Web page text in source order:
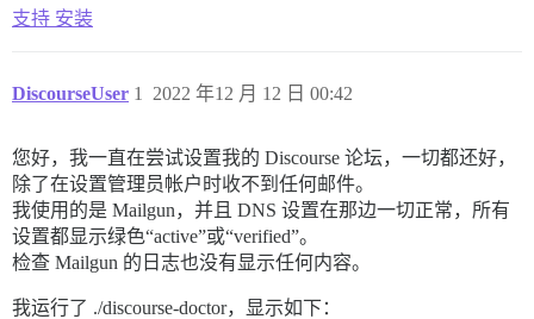
支持 安装
DiscourseUser 2022 年12 月 12 日 00:42
1
您好，我一直在尝试设置我的 Discourse 论坛，一切都还好，
除了在设置管理员帐户时收不到任何邮件。
我使用的是 Mailgun，并且 DNS 设置在那边一切正常，所有
设置都显示绿色“active”或“verified”。
检查 Mailgun 的日志也没有显示任何内容。
我运行了 ./discourse-doctor，显示如下：